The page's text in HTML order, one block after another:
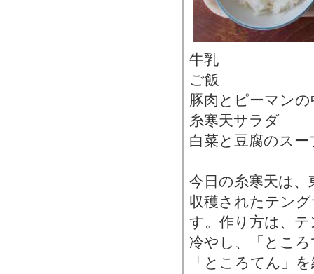
牛乳
ご飯
豚肉とピーマン
糸寒天サラダ
白菜と豆腐のスー
今日の糸寒天は、
収穫されたテン
す。作り方は、
冷やし、「とこ
「ところてん」